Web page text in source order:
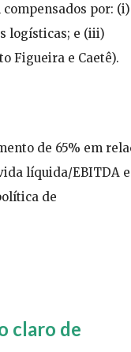
por: (i)
logísticas; e (iii)
Figueira e Caetê).
de 65% em
líquida/EBITDA
de
claro de